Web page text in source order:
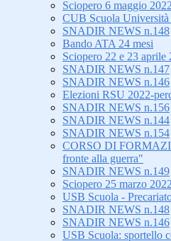
Sciopero 6 maggio 2022
CUB Scuola Università
SNADIR NEWS n.148
Bando ATA 24 mesi
Sciopero 22 e 23 aprile
SNADIR NEWS n.147
SNADIR NEWS n.146
Elezioni RSU 2022-
SNADIR NEWS n.156
SNADIR NEWS n.144
SNADIR NEWS n.154
CORSO DI
fronte alla guerra"
SNADIR NEWS n.149
Sciopero 25 marzo 2022
USB Scuola -
SNADIR NEWS n.148
SNADIR NEWS n.146
USB Scuola: sportello